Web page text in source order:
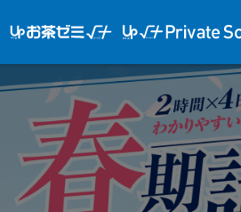
ミ√＋（ルー
（ルータス）PS